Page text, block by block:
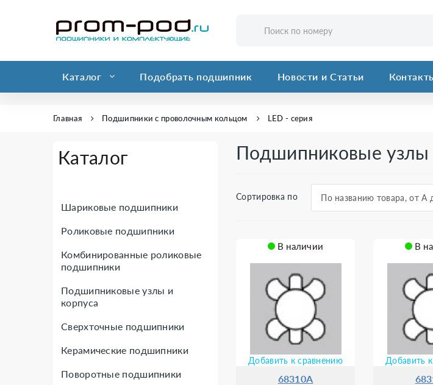
Каталог Подобрать подшипник Новости и Статьи
Главная Подшипники с проволочным кольцом LED - серия
Каталог
Шариковые подшипники
Роликовые подшипники
Комбинированные роликовые
подшипники
Подшипниковые узлы и
корпуса
Сверхточные подшипники
Керамические подшипники
Поворотные подшипники
Подшипниковые узлы
Сортировка по
В наличии
Добавить к сравнению
68310A
В
Добавить